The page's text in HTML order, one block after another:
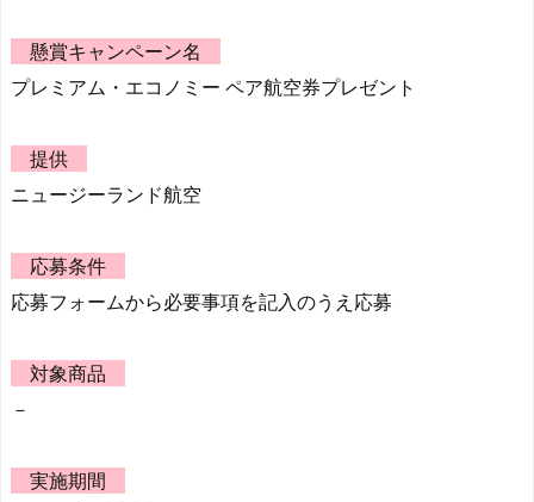
懸賞キャンペーン名
プレミアム・エコノミー ペア航空券プレゼント
提供
ニュージーランド航空
応募条件
応募フォームから必要事項を記入のうえ応募
対象商品
－
実施期間